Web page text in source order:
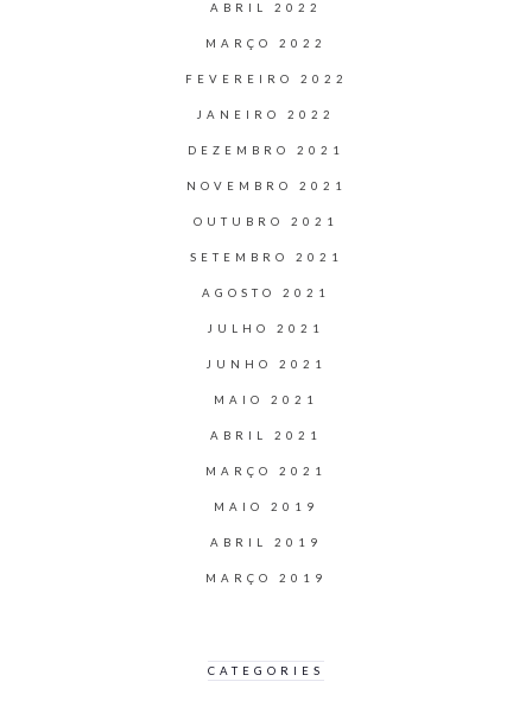
ABRIL 2022
MARÇO 2022
FEVEREIRO 2022
JANEIRO 2022
DEZEMBRO 2021
NOVEMBRO 2021
OUTUBRO 2021
SETEMBRO 2021
AGOSTO 2021
JULHO 2021
JUNHO 2021
MAIO 2021
ABRIL 2021
MARÇO 2021
MAIO 2019
ABRIL 2019
MARÇO 2019
CATEGORIES